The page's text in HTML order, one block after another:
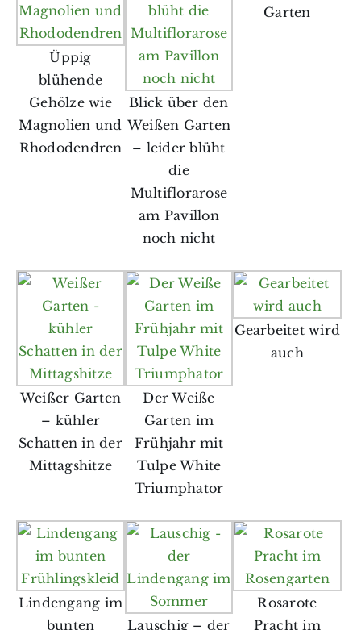
Üppig
blühende
Gehölze wie
Magnolien und
Rhododendren
Blick über den
Weißen Garten
– leider blüht
die
Multiflorarose
am Pavillon
noch nicht
Garten
Weißer Garten
– kühler
Schatten in der
Mittagshitze
Der Weiße
Garten im
Frühjahr mit
Tulpe White
Triumphator
Gearbeitet wird
auch
Lindengang im
bunten
Lauschig – der
Rosarote
Pracht im